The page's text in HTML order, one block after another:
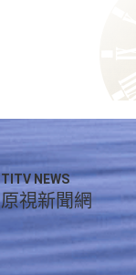
TITV NEWS
原視新聞網